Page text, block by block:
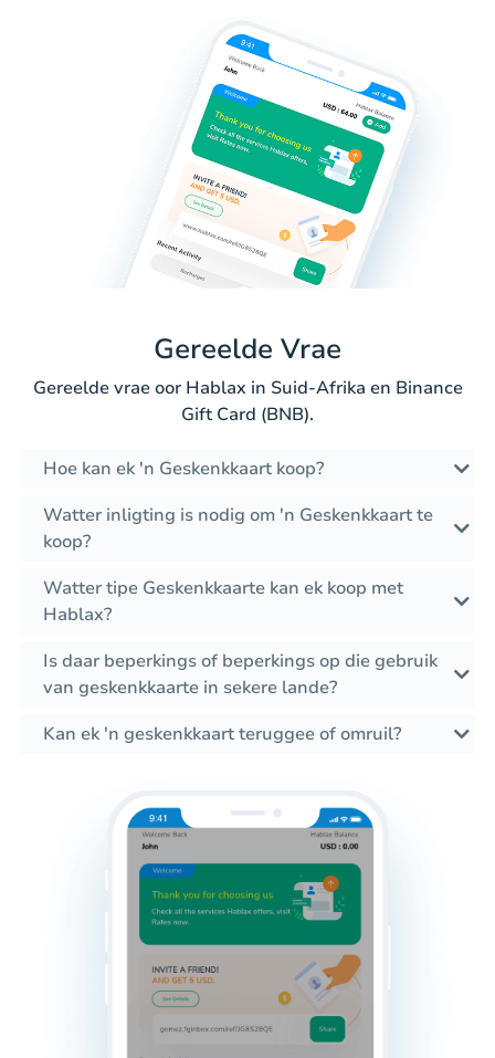
Gereelde Vrae
Gereelde vrae oor Hablax in Suid-Afrika en Binance
Gift Card (BNB).
Hoe kan ek 'n Geskenkkaart koop?
Watter inligting is nodig om 'n Geskenkkaart te
koop?
Watter tipe Geskenkkaarte kan ek koop met
Hablax?
Is daar beperkings of beperkings op die gebruik
van geskenkkaarte in sekere lande?
Kan ek 'n geskenkkaart teruggee of omruil?